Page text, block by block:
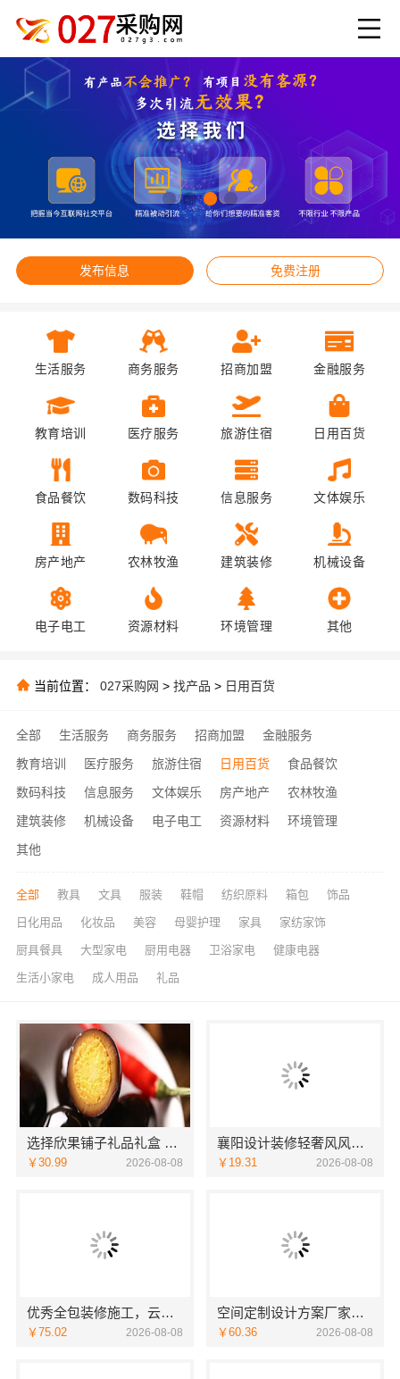
发布信息 免费注册
生活服务 商务服务 招商加盟 金融服务
教育培训 医疗服务 旅游住宿 日用百货
食品餐饮 数码科技 信息服务 文体娱乐
房产地产 农林牧渔 建筑装修 机械设备
电子电工 资源材料 环境管理 其他
当前位置： 027采购网 > 找产品 > 日用百货
全部 生活服务 商务服务 招商加盟
金融服务
教育培训
医疗服务 旅游住宿 日用百货
食品餐饮
数码科技
信息服务 文体娱乐 房产地产
农林牧渔
建筑装修
机械设备 电子电工 资源材料
环境管理
其他
全部 教具 文具 服装 鞋帽 纺织原料 箱包 饰品
日化用品 化妆品 美容 母婴护理 家具 家纺家饰
厨具餐具 大型家电 厨用电器 卫浴家电 健康电器
生活小家电 成人用品 礼品
选择欣果铺子礼品礼盒 经营灵活多重收益
￥30.99 2026-08-08
襄阳设计装修轻奢风风格选湖北百年米莱空间美学装饰材料有限公司
￥19.31 2026-08-08
优秀全包装修施工，云南至高新型建材有限公司标准化团队全程管控
￥75.02 2026-08-08
空间定制设计方案厂家江西圣匠新型环保材料有限公司
￥60.36 2026-08-08